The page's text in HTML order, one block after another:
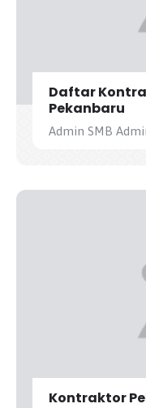
Daftar
Pekanbaru
Admin SMB
Kontraktor